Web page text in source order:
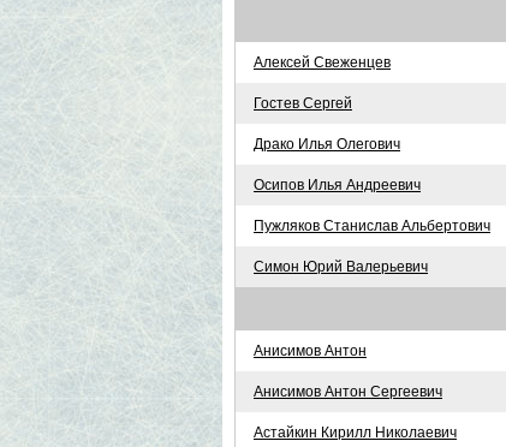
Алексей Свеженцев
Гостев Сергей
Драко Илья Олегович
Осипов Илья Андреевич
Пужляков Станислав Альбертович
Симон Юрий Валерьевич
Анисимов Антон
Анисимов Антон Сергеевич
Астайкин Кирилл Николаевич